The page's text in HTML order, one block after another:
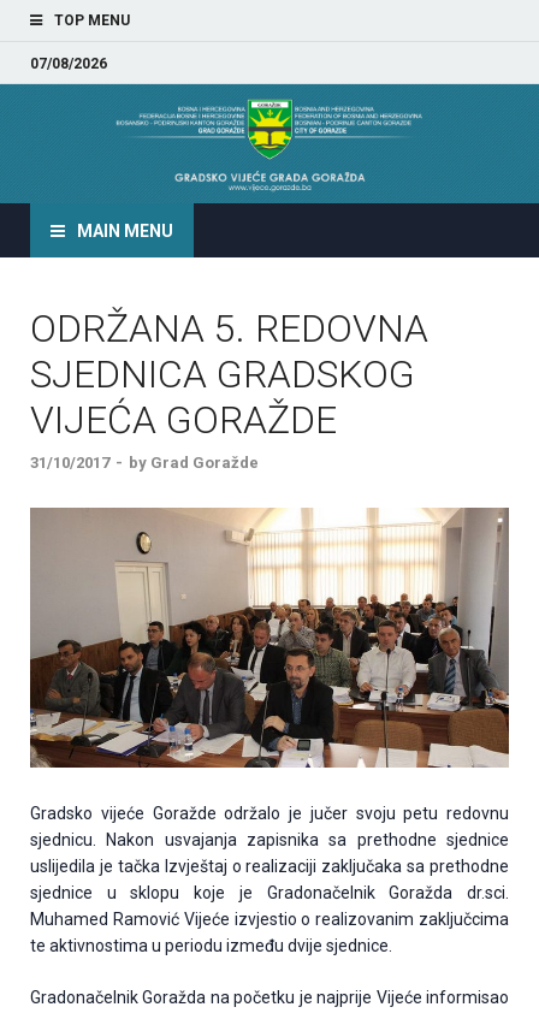
TOP MENU
07/08/2026
GRADSKO VIJEĆE GRADA
MAIN MENU
ODRŽANA 5. REDOVNA
SJEDNICA GRADSKOG
VIJEĆA GORAŽDE
31/10/2017 - by Grad Goražde
Gradsko vijeće Goražde održalo je jučer svoju petu redovnu
sjednicu. Nakon usvajanja zapisnika sa prethodne sjednice
uslijedila je tačka Izvještaj o realizaciji zaključaka sa prethodne
sjednice u sklopu koje je Gradonačelnik Goražda dr.sci.
Muhamed Ramović Vijeće izvjestio o realizovanim zaključcima
te aktivnostima u periodu između dvije sjednice.
Gradonačelnik Goražda na početku je najprije Vijeće informisao